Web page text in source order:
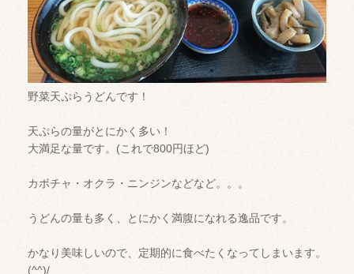
野菜天ぷらうどんです！
天ぷらの量がとにかく多い！
大満足な量です。(これで800円ほど)
カボチャ・オクラ・ニンジンなどなど。。。
うどんの量も多く、とにかく満腹になれる逸品です。
かなり美味しいので、定期的に食べたくなってしまいます。
(^^)/